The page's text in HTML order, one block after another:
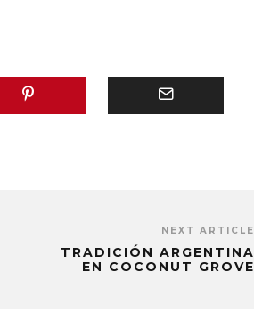
NEXT ARTICLE
TRADICIÓN ARGENTINA
EN COCONUT GROVE